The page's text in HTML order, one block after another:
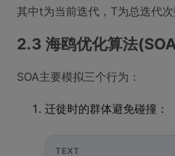
其中t为当前迭代，T为总迭代
2.3 海鸥优化算法
SOA主要模拟三个行为：
迁徙时的群体避免碰撞：
TEXT